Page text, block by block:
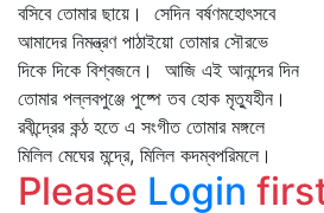
বসিবে তোমার ছায়ে। সেদিন বর্ষণমহোৎসবে
আমাদের নিমন্ত্রণ পাঠাইয়ো তোমার সৌরভে
দিকে দিকে বিশ্বজনে। আজি এই আনন্দের দিন
তোমার পল্লবপুঞ্জে পুষ্পে তব হোক মৃত্যুহীন।
রবীন্দ্রের কন্ঠ হতে এ সংগীত তোমার মঙ্গলে
মিলিল মেঘের মন্দ্রে, মিলিল কদম্বপরিমলে।
Please Login